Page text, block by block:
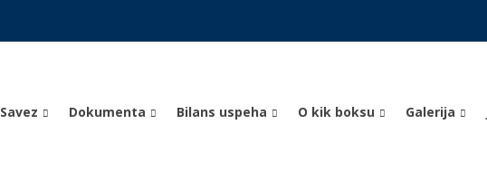
Savez Dokumenta Bilans uspeha O kik boksu Galerija